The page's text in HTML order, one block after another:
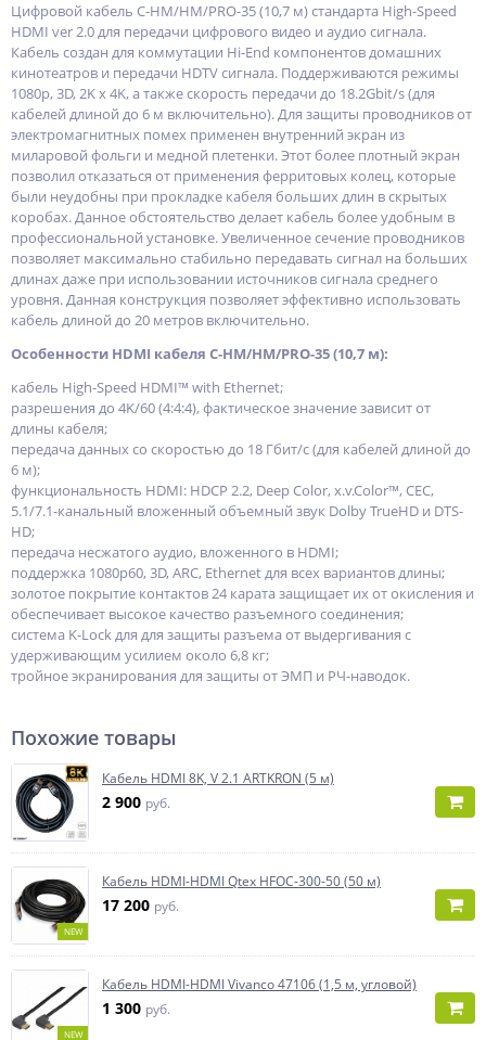
Цифровой кабель C-HM/HM/PRO-35 (10,7 м) стандарта High-Speed
HDMI ver 2.0 для передачи цифрового видео и аудио сигнала.
Кабель создан для коммутации Hi-End компонентов домашних
кинотеатров и передачи HDTV сигнала. Поддерживаются режимы
1080p, 3D, 2K x 4K, а также скорость передачи до 18.2Gbit/s (для
кабелей длиной до 6 м включительно). Для защиты проводников от
электромагнитных помех применен внутренний экран из
миларовой фольги и медной плетенки. Этот более плотный экран
позволил отказаться от применения ферритовых колец, которые
были неудобны при прокладке кабеля больших длин в скрытых
коробах. Данное обстоятельство делает кабель более удобным в
профессиональной установке. Увеличенное сечение проводников
позволяет максимально стабильно передавать сигнал на больших
длинах даже при использовании источников сигнала среднего
уровня. Данная конструкция позволяет эффективно использовать
кабель длиной до 20 метров включительно.
Особенности HDMI кабеля C-HM/HM/PRO-35 (10,7 м):
кабель High-Speed HDMI™ with Ethernet;
разрешения до 4K/60 (4:4:4), фактическое значение зависит от
длины кабеля;
передача данных со скоростью до 18 Гбит/с (для кабелей длиной до
6 м);
функциональность HDMI: HDCP 2.2, Deep Color, x.v.Color™, CEC,
5.1/7.1-канальный вложенный объемный звук Dolby TrueHD и DTS-
HD;
передача несжатого аудио, вложенного в HDMI;
поддержка 1080p60, 3D, ARC, Ethernet для всех вариантов длины;
золотое покрытие контактов 24 карата защищает их от окисления и
обеспечивает высокое качество разъемного соединения;
система K-Lock для для защиты разъема от выдергивания с
удерживающим усилием около 6,8 кг;
тройное экранирования для защиты от ЭМП и РЧ-наводок.
Похожие товары
Кабель HDMI 8K, V 2.1 ARTKRON (5 м)
2 900 руб.
NEW
Кабель HDMI-HDMI Qtex HFOC-300-50 (50 м)
17 200 руб.
NEW
Кабель HDMI-HDMI Vivanco 47106 (1,5 м, угловой)
1 300 руб.